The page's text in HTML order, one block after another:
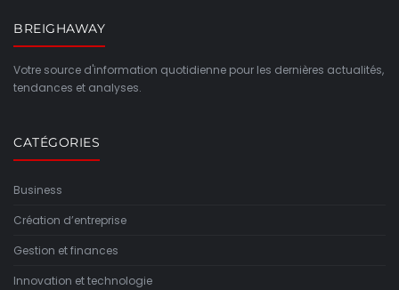
BREIGHAWAY
Votre source d'information quotidienne pour les dernières actualités,
tendances et analyses.
CATÉGORIES
Business
Création d’entreprise
Gestion et finances
Innovation et technologie